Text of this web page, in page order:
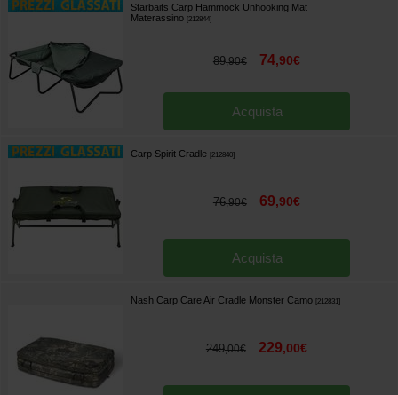
Starbaits Carp Hammock Unhooking Mat
Materassino [212844]
89,90€ 74,90€
Acquista
Carp Spirit Cradle [212840]
76,90€ 69,90€
Acquista
Nash Carp Care Air Cradle Monster Camo [212831]
249,00€ 229,00€